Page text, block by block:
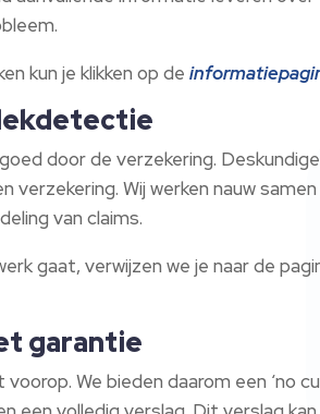
kun je klikken op de
door de verzekering.
Wij werken nauw
van claims.
gaat, verwijzen we je naar de
garantie
We bieden daarom een ‘no